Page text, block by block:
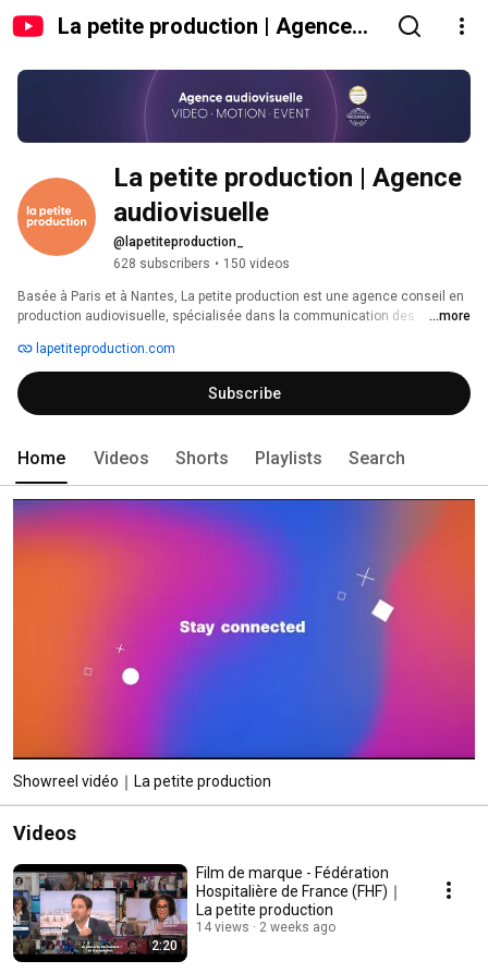
La petite production | Agence
La petite production | Agence
audiovisuelle
@lapetiteproduction_
628 subscribers • 150 videos
Basée à Paris et à Nantes, La petite production est une agence conseil en
production audiovisuelle, spécialisée dans la communication des
...more
lapetiteproduction.com
Subscribe
Home Videos Shorts Playlists Search
Showreel vidéo｜La petite production
Videos
2:20
Film de marque - Fédération
Hospitalière de France (FHF)｜
La petite production
14 views 2 weeks ago